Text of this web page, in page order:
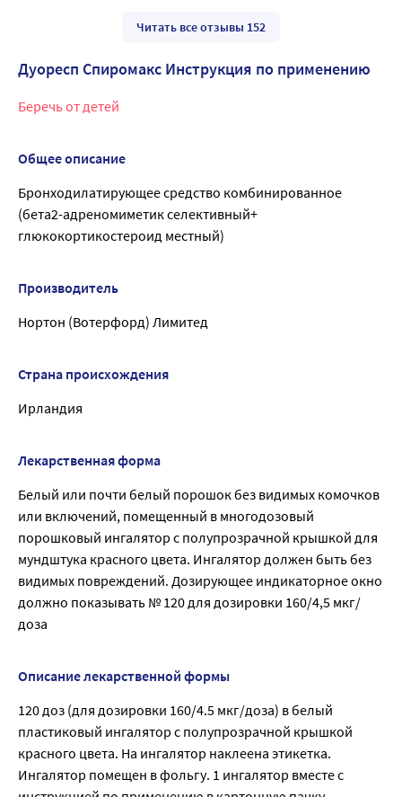
Читать все отзывы 152
Дуоресп Спиромакс Инструкция по применению
Беречь от детей
Общее описание
Бронходилатирующее средство комбинированное
(бета2-адреномиметик селективный+
глюкокортикостероид местный)
Производитель
Нортон (Вотерфорд) Лимитед
Страна происхождения
Ирландия
Лекарственная форма
Белый или почти белый порошок без видимых комочков
или включений, помещенный в многодозовый
порошковый ингалятор с полупрозрачной крышкой для
мундштука красного цвета. Ингалятор должен быть без
видимых повреждений. Дозирующее индикаторное окно
должно показывать № 120 для дозировки 160/4,5 мкг/
доза
Описание лекарственной формы
120 доз (для дозировки 160/4.5 мкг/доза) в белый
пластиковый ингалятор с полупрозрачной крышкой
красного цвета. На ингалятор наклеена этикетка.
Ингалятор помещен в фольгу. 1 ингалятор вместе с